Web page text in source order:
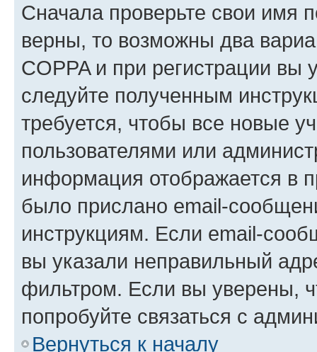
Сначала проверьте свои имя
верны, то возможны два
COPPA и при регистрации вы
следуйте полученным
требуется, чтобы все новые
пользователями или
информация отображается в
было прислано email-
инструкциям. Если email-
вы указали неправильный
фильтром. Если вы уверены,
попробуйте связаться с
Вернуться к началу